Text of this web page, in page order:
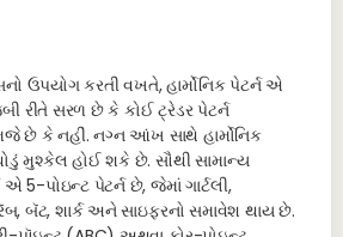
ઉપયોગ કરતી વખતે, હાર્મોનિક પેટર્ન એ
રીતે સરળ છે કે કોઈ ટ્રેડર પેટર્ન
છે કે નહીં. નગ્ન આંખ સાથે હાર્મોનિક
મુશ્કેલ હોઈ શકે છે. સૌથી સામાન્ય
એ 5-પોઇન્ટ પેટર્ન છે, જેમાં ગાર્ટલી,
બૅટ, શાર્ક અને સાઇફરનો સમાવેશ થાય છે.